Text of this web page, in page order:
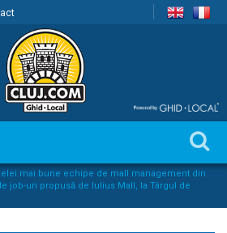
mai bune echipe de mall management din
job-uri propusă de Iulius Mall, la Târgul de